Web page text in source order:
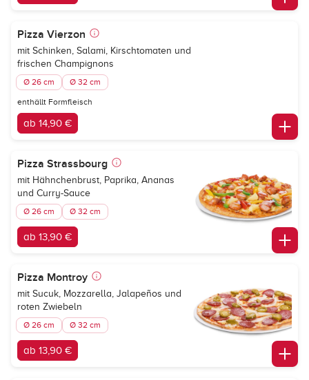
Pizza Vierzon
mit Schinken, Salami, Kirschtomaten und
frischen Champignons
Ø 26 cm Ø 32 cm
enthällt Formfleisch
ab 14,90 €
Pizza Strassbourg
mit Hähnchenbrust, Paprika, Ananas
und Curry-Sauce
Ø 26 cm Ø 32 cm
ab 13,90 €
Pizza Montroy
mit Sucuk, Mozzarella, Jalapeños und
roten Zwiebeln
Ø 26 cm Ø 32 cm
ab 13,90 €